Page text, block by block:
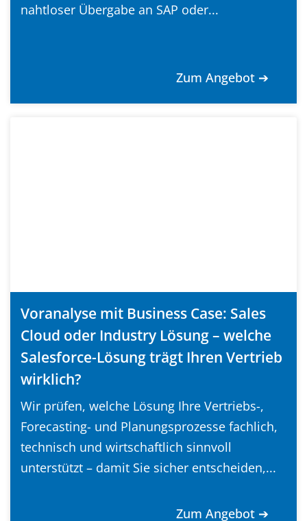
nahtloser Übergabe an SAP oder...
Zum Angebot ➔
Voranalyse mit Business Case: Sales
Cloud oder Industry Lösung – welche
Salesforce-Lösung trägt Ihren Vertrieb
wirklich?
Wir prüfen, welche Lösung Ihre Vertriebs-,
Forecasting- und Planungsprozesse fachlich,
technisch und wirtschaftlich sinnvoll
unterstützt – damit Sie sicher entscheiden,...
Zum Angebot ➔